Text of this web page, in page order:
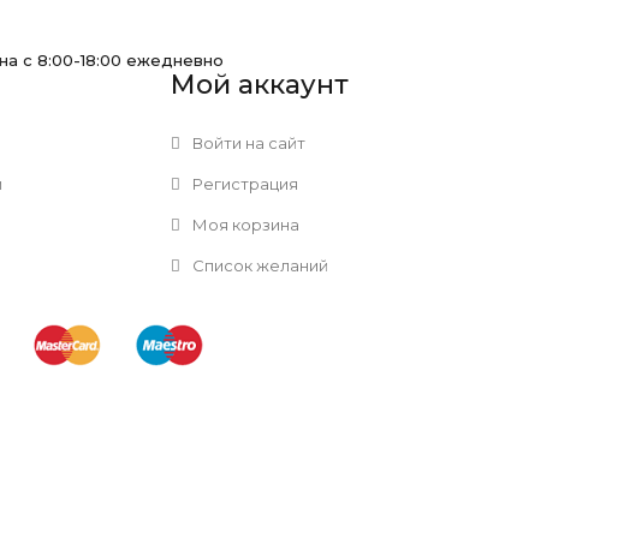
с 8:00-18:00 ежедневно
Мой аккаунт
Войти на сайт
Регистрация
Моя корзина
Список желаний